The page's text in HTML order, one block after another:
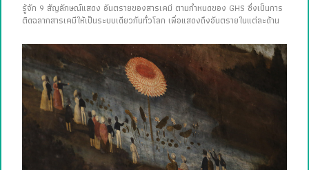
รู้จัก 9 สัญลักษณ์แสดง อันตรายของสารเคมี ตามกำหนดของ GHS ซึ่งเป็นการ
ติดฉลากสารเคมีให้เป็นระบบเดียวกันทั่วโลก เพื่อแสดงถึงอันตรายในแต่ละด้าน